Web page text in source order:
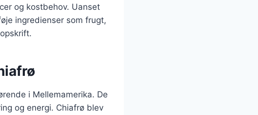
og kostbehov. Uanset
ingredienser som frugt,
i Mellemamerika. De
og energi. Chiafrø blev